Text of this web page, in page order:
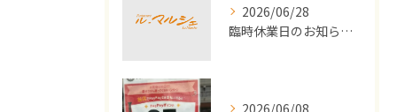
2026/06/28
臨時休業日のお知らせ（2026年7月）
2026/06/08